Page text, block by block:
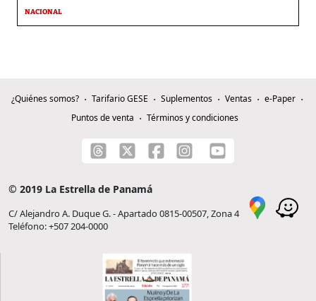
NACIONAL
¿Quiénes somos? Tarifario GESE Suplementos Ventas
e-Paper
Puntos de venta
Términos y condiciones
© 2019 La Estrella de Panamá
C/ Alejandro A. Duque G. - Apartado 0815-00507, Zona 4
Teléfono: +507 204-0000